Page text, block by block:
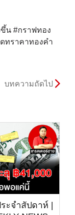
น #กราฟทอง
ทราคาทองคำ
บทความถัดไป
ะจำสัปดาห์ |